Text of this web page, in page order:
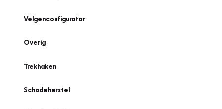
Velgenconfigurator
Overig
Trekhaken
Schadeherstel